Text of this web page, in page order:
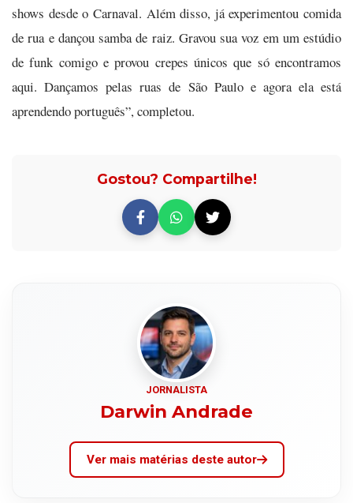
shows desde o Carnaval. Além disso, já experimentou comida
de rua e dançou samba de raiz. Gravou sua voz em um estúdio
de funk comigo e provou crepes únicos que só encontramos
aqui. Dançamos pelas ruas de São Paulo e agora ela está
aprendendo português”, completou.
Gostou? Compartilhe!
JORNALISTA
Darwin Andrade
Ver mais matérias deste autor